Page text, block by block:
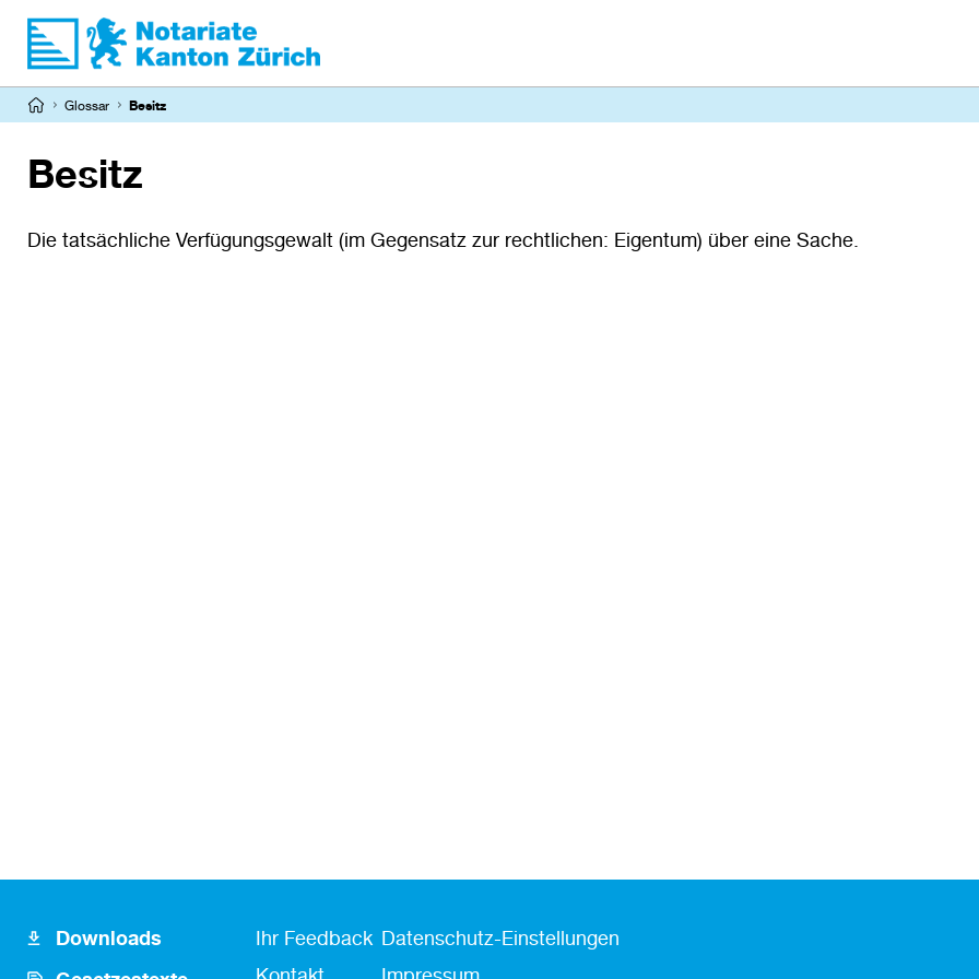
Direkt
zum
Inhalt
Pfadnavigation
Glossar Besitz
Besitz
Die tatsächliche Verfügungsgewalt (im Gegensatz zur rechtlichen: Eigentum) über eine Sache.
Footer
Icon
Downloads
Fusszeile
Kontakt
Ihr Feedback Fußzeile
Datenschutz-Einstellungen